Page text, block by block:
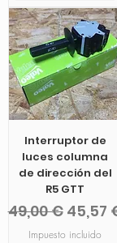
€
p
o
r
1
M
e
t
r
o
s
Interruptor de
luces columna
de dirección del
R5 GTT
Precio
49,00 € 45,57
Impuesto incluido